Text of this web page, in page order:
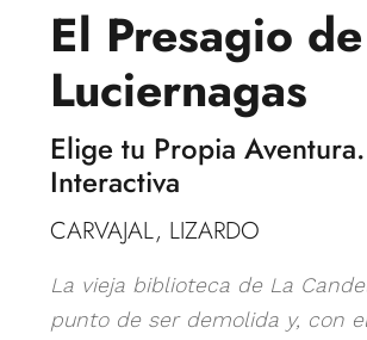
El Presagio
Luciernagas
Elige tu Propia
Interactiva
CARVAJAL, LIZARDO
La vieja biblioteca de La
punto de ser demolida y, con